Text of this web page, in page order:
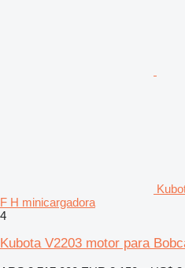
F H minicargadora
4
Kubota V2203 motor para